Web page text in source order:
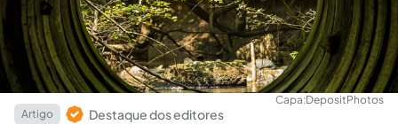
Capa:DepositPhotos
Artigo
Destaque dos editores